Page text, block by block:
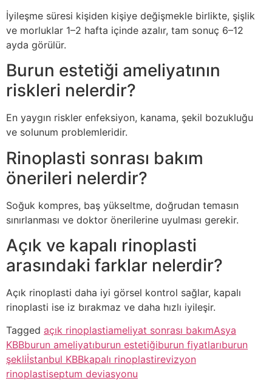
İyileşme süresi kişiden kişiye değişmekle birlikte, şişlik
ve morluklar 1–2 hafta içinde azalır, tam sonuç 6–12
ayda görülür.
Burun estetiği ameliyatının
riskleri nelerdir?
En yaygın riskler enfeksiyon, kanama, şekil bozukluğu
ve solunum problemleridir.
Rinoplasti sonrası bakım
önerileri nelerdir?
Soğuk kompres, baş yükseltme, doğrudan temasın
sınırlanması ve doktor önerilerine uyulması gerekir.
Açık ve kapalı rinoplasti
arasındaki farklar nelerdir?
Açık rinoplasti daha iyi görsel kontrol sağlar, kapalı
rinoplasti ise iz bırakmaz ve daha hızlı iyileşir.
Tagged açık rinoplastiameliyat sonrası bakımAsya
KBBburun ameliyatıburun estetiğiburun fiyatlarıburun
şekliİstanbul KBBkapalı rinoplastirevizyon
rinoplastiseptum deviasyonu